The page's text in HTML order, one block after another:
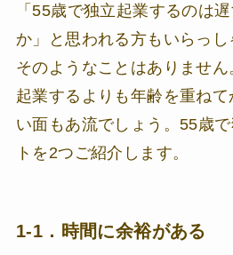
「55歳で独立起業するのは
か」と思われる方もいらっし
そのようなことはありませ
起業するよりも年齢を重ね
い面もあ流でしょう。55歳
トを2つご紹介します。
1-1．時間に余裕がある